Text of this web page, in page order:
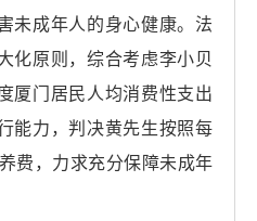
未成年人的身心健康。法
化原则，综合考虑李小贝
厦门居民人均消费性支出
能力，判决黄先生按照每
费，力求充分保障未成年